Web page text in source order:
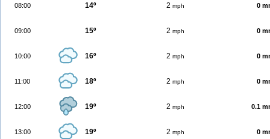
08:00 14º 2 mph 0
09:00 15º 2 mph 0
10:00 16º 2 mph 0
11:00 18º 2 mph 0
12:00 19º 2 mph 0.1
13:00 19º 2 mph 0